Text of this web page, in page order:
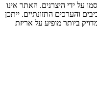
על ידי היצרנים. האתר אינו
והערכים התזונתיים. ייתכן
ביותר מופיע על אריזת